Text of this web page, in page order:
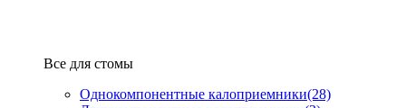
Все для стомы
Однокомпонентные калоприемники(28)